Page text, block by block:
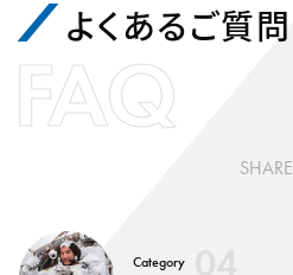
よくあるご質問
FAQ
SHARE
Category